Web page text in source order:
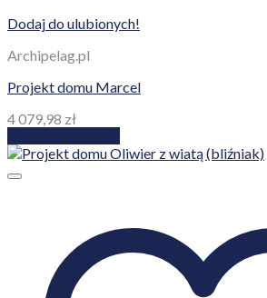
Dodaj do ulubionych!
Archipelag.pl
Projekt domu Marcel
4 079,98 zł